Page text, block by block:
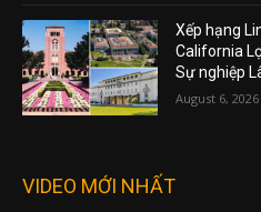
Xếp hạng
California
Sự nghiệp
August 6, 2026
VIDEO MỚI NHẤT